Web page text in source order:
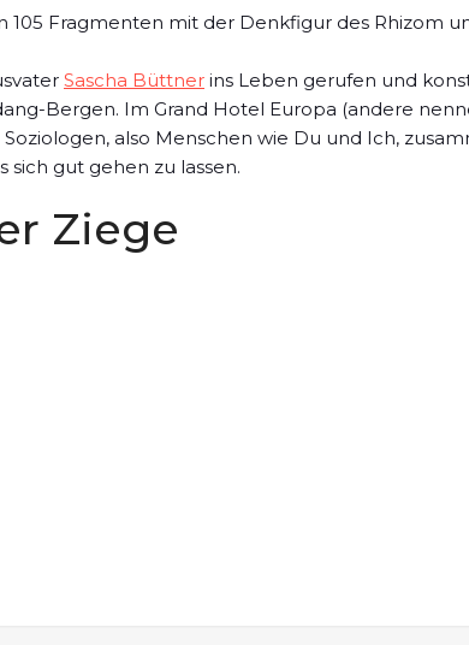
105 Fragmenten mit der Denkfigur des Rhizom
Sascha Büttner ins Leben gerufen und
Bergen. Im Grand Hotel Europa (andere
also Menschen wie Du und Ich,
sich gut gehen zu lassen.
Ziege